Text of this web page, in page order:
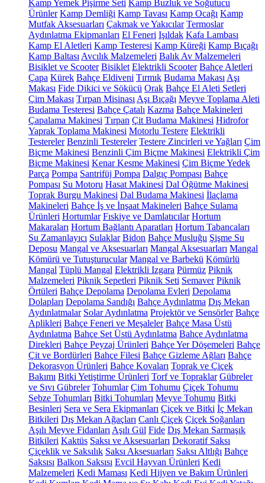
Kamp Yemek Pişirme Seti Kamp Buzluk ve Soğutucu
Ürünler Kamp Demliği Kamp Tavası Kamp Ocağı Kamp
Mutfak Aksesuarları Çakmak ve Yakıcılar Termoslar
Aydınlatma Ekipmanları El Feneri Işıldak Kafa Lambası
Kamp El Aletleri Kamp Testeresi Kamp Küreği Kamp Bıçağı
Kamp Baltası Avcılık Malzemeleri Balık Av Malzemeleri
Bisiklet ve Scooter Bisiklet Elektrikli Scooter Bahçe Aletleri
Çapa Kürek Bahçe Eldiveni Tırmık Budama Makası Aşı
Makası Fide Dikici ve Sökücü Orak Bahçe El Aleti Setleri
Çim Makası Tırpan Misinası Aşı Bıçağı Meyve Toplama Aleti
Budama Testeresi Bahçe Çatalı Kazma Bahçe Makineleri
Çapalama Makinesi Tırpan Çit Budama Makinesi Hidrofor
Yaprak Toplama Makinesi Motorlu Testere Elektrikli
Testereler Benzinli Testereler Testere Zincirleri ve Yağları Çim
Biçme Makinesi Benzinli Çim Biçme Makinesi Elektrikli Çim
Biçme Makinesi Kenar Kesme Makinesi Çim Biçme Yedek
Parça Pompa Santrifüj Pompa Dalgıç Pompası Bahçe
Pompası Su Motoru Hasat Makinesi Dal Öğütme Makinesi
Toprak Burgu Makinesi Dal Budama Makinesi İlaçlama
Makineleri Bahçe İş ve İnşaat Makineleri Bahçe Sulama
Ürünleri Hortumlar Fıskiye ve Damlatıcılar Hortum
Makaraları Hortum Bağlantı Aparatları Hortum Tabancaları
Su Zamanlayıcı Sulaklar Bidon Bahçe Musluğu Şişme Su
Deposu Mangal ve Aksesuarları Mangal Aksesuarları Mangal
Kömürü ve Tutuşturucular Mangal ve Barbekü Kömürlü
Mangal Tüplü Mangal Elektrikli Izgara Pürmüz Piknik
Malzemeleri Piknik Sepetleri Piknik Seti Semaver Piknik
Örtüleri Bahçe Depolama Depolama Evleri Depolama
Dolapları Depolama Sandığı Bahçe Aydınlatma Dış Mekan
Aydınlatmalar Solar Aydınlatma Projektör ve Sensörler Bahçe
Aplikleri Bahçe Feneri ve Meşaleler Bahçe Masa Üstü
Aydınlatma Bahçe Set Üstü Aydınlatma Bahçe Aydınlatma
Direkleri Bahçe Peyzaj Ürünleri Bahçe Yer Döşemeleri Bahçe
Çit ve Bordürleri Bahçe Filesi Bahçe Gizleme Ağları Bahçe
Dekorasyon Ürünleri Bahçe Kovaları Toprak ve Çiçek
Bakımı Bitki Yetiştirme Ürünleri Torf ve Topraklar Gübreler
ve Sıvı Gübreler Tohumlar Çim Tohumu Çiçek Tohumu
Sebze Tohumları Bitki Tohumları Meyve Tohumu Bitki
Besinleri Sera ve Sera Ekipmanları Çiçek ve Bitki İç Mekan
Bitkileri Dış Mekan Ağaçları Canlı Çiçek Çiçek Soğanları
Aşılı Meyve Fidanları Aşılı Gül Fide Dış Mekan Sarmaşık
Bitkileri Kaktüs Saksı ve Aksesuarları Dekoratif Saksı
Çiçeklik ve Saksılık Saksı Aksesuarları Saksı Altlığı Bahçe
Saksısı Balkon Saksısı Evcil Hayvan Ürünleri Kedi
Malzemeleri Kedi Maması Kedi Hijyen ve Bakım Ürünleri